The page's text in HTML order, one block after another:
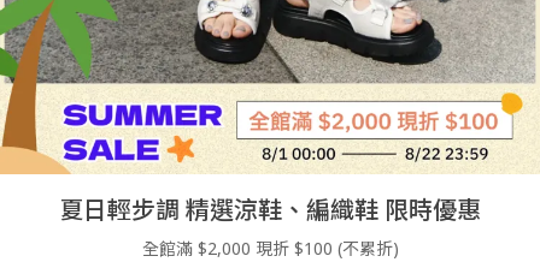
夏日輕步調 精選涼鞋、編織鞋 限時優惠
全館滿 $2,000 現折 $100 (不累折)